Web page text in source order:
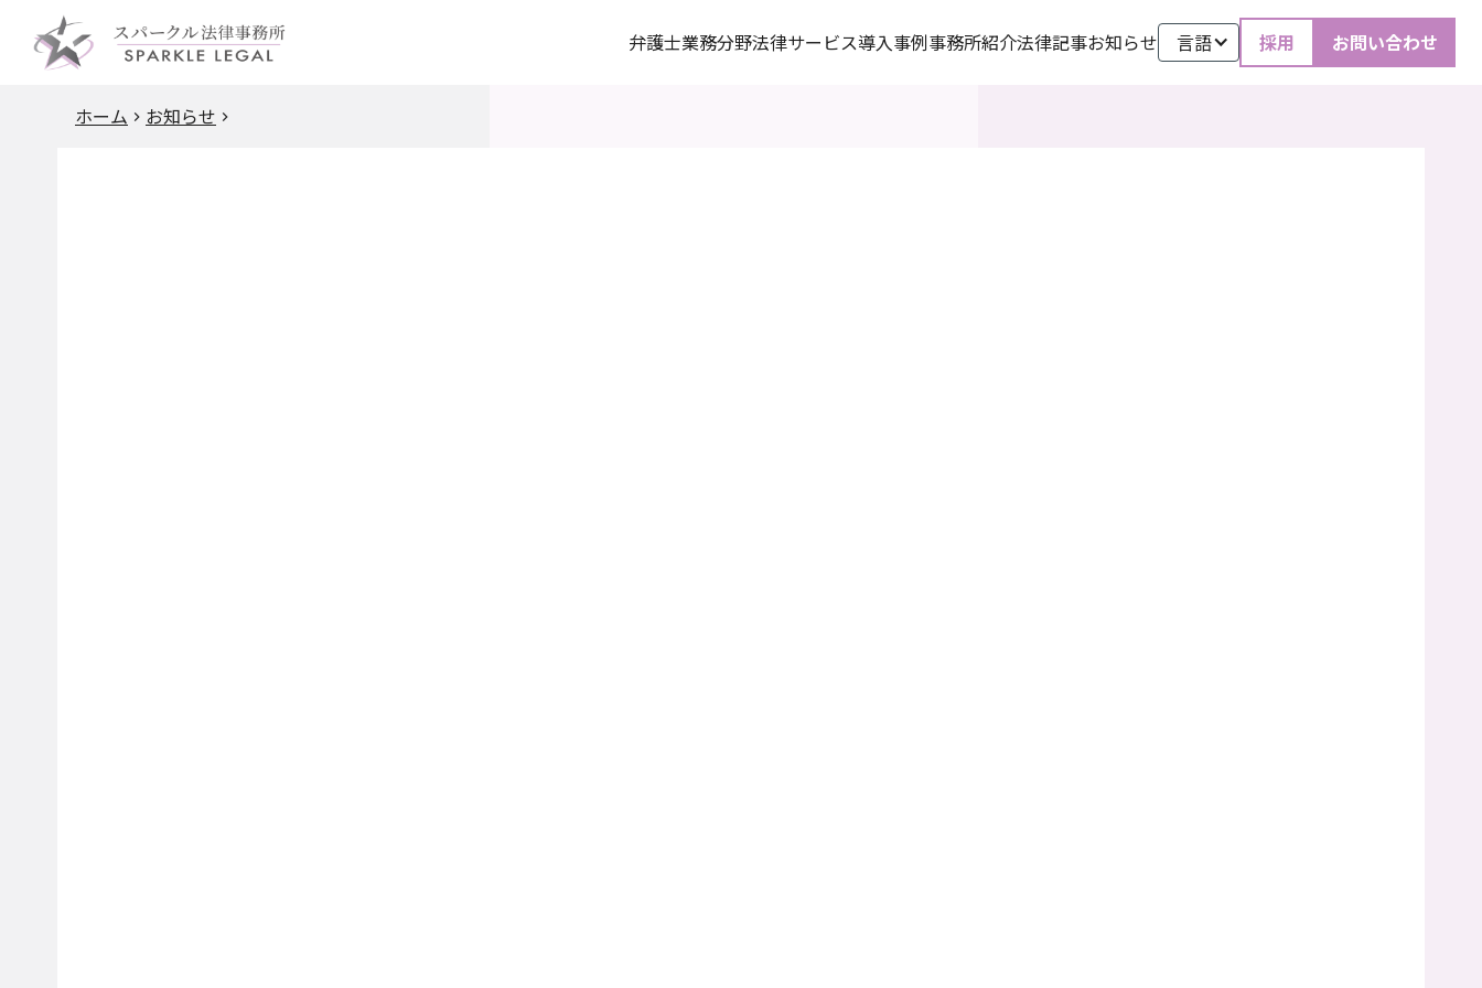
弁護士業務分野法律サービス導入事例事務所紹介法律記事お知らせ 言語 採用 お問い合わせ
ホーム お知らせ